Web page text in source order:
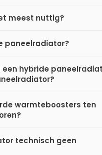
meest nuttig?
paneelradiator?
hybride
warmteboosters ten
technisch geen